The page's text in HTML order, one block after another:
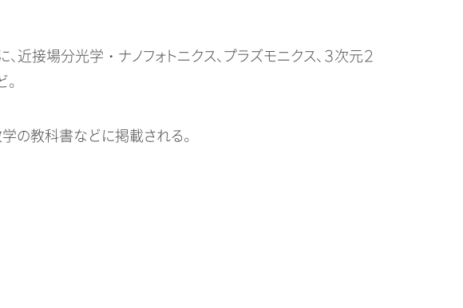
近接場分光学・ナノフォトニクス、プラズモニクス、３次元２
学の教科書などに掲載される。